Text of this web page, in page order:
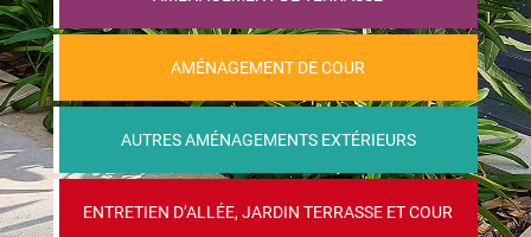
AMÉNAGEMENT DE COUR
AUTRES AMÉNAGEMENTS EXTÉRIEURS
ENTRETIEN D’ALLÉE, JARDIN TERRASSE ET COUR